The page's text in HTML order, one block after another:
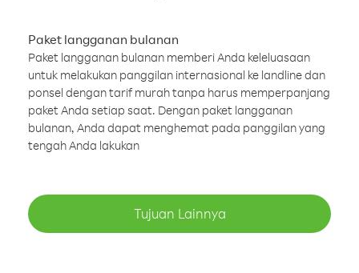
Paket langganan bulanan
Paket langganan bulanan memberi Anda keleluasaan
untuk melakukan panggilan internasional ke landline dan
ponsel dengan tarif murah tanpa harus memperpanjang
paket Anda setiap saat. Dengan paket langganan
bulanan, Anda dapat menghemat pada panggilan yang
tengah Anda lakukan
Tujuan Lainnya